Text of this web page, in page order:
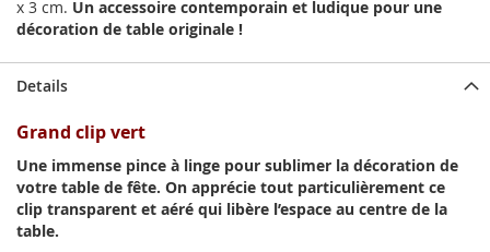
x 3 cm. Un accessoire contemporain et ludique pour une
décoration de table originale !
Details
Grand clip vert
Une immense pince à linge pour sublimer la décoration de
votre table de fête. On apprécie tout particulièrement ce
clip transparent et aéré qui libère l’espace au centre de la
table.